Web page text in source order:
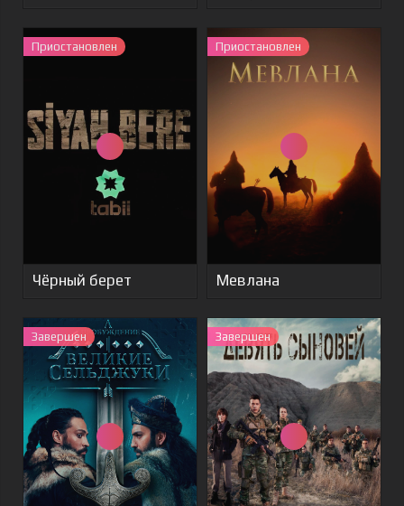
Приостановлен
Чёрный берет
Приостановлен
Мевлана
Завершен Завершен